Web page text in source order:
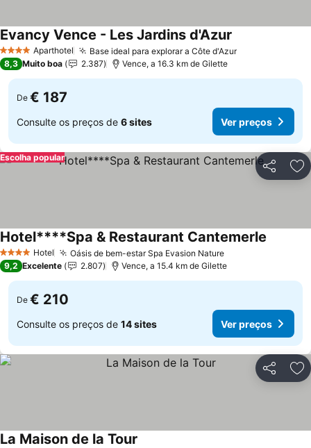
4 EstrelasAparthotel Base ideal para explorar a Côte d'AzurVer preços
Evancy Vence - Les Jardins d'Azur
8,3 Muito boa 2.387 Vence, a 16.3 km de Gilette
De € 187
Consulte os preços de 6 sites Ver preços
Partilhar
Escolha popular
4 EstrelasHotel Oásis de bem-estar Spa Evasion NatureVer preços
Hotel****Spa & Restaurant Cantemerle
9,2 Excelente 2.807 Vence, a 15.4 km de Gilette
De € 210
Consulte os preços de 14 sites Ver preços
Partilhar
La Maison de la Tour